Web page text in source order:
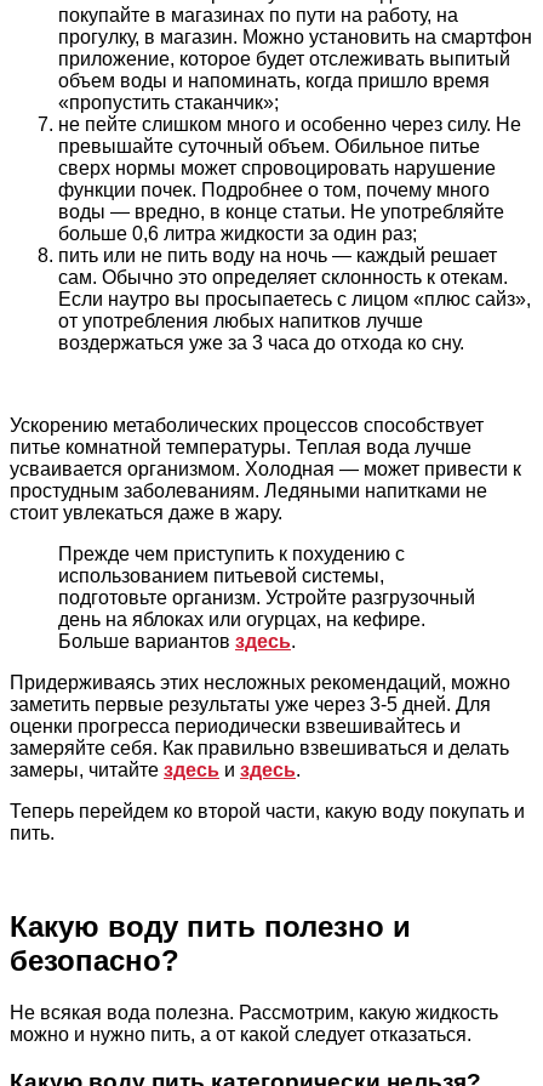
покупайте в магазинах по пути на работу, на
прогулку, в магазин. Можно установить на смартфон
приложение, которое будет отслеживать выпитый
объем воды и напоминать, когда пришло время
«пропустить стаканчик»;
не пейте слишком много и особенно через силу. Не
превышайте суточный объем. Обильное питье
сверх нормы может спровоцировать нарушение
функции почек. Подробнее о том, почему много
воды — вредно, в конце статьи. Не употребляйте
больше 0,6 литра жидкости за один раз;
пить или не пить воду на ночь — каждый решает
сам. Обычно это определяет склонность к отекам.
Если наутро вы просыпаетесь с лицом «плюс сайз»,
от употребления любых напитков лучше
воздержаться уже за 3 часа до отхода ко сну.
Ускорению метаболических процессов способствует
питье комнатной температуры. Теплая вода лучше
усваивается организмом. Холодная — может привести к
простудным заболеваниям. Ледяными напитками не
стоит увлекаться даже в жару.
Прежде чем приступить к похудению с
использованием питьевой системы,
подготовьте организм. Устройте разгрузочный
день на яблоках или огурцах, на кефире.
Больше вариантов здесь.
Придерживаясь этих несложных рекомендаций, можно
заметить первые результаты уже через 3-5 дней. Для
оценки прогресса периодически взвешивайтесь и
замеряйте себя. Как правильно взвешиваться и делать
замеры, читайте здесь и здесь.
Теперь перейдем ко второй части, какую воду покупать и
пить.
Какую воду пить полезно и
безопасно?
Не всякая вода полезна. Рассмотрим, какую жидкость
можно и нужно пить, а от какой следует отказаться.